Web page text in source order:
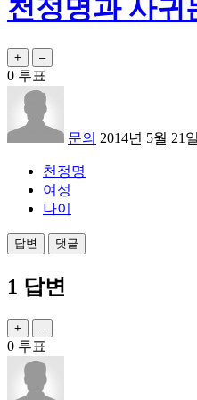
천정명과 사귀
0 투표
문의 2014년 5월 21일
천정명
여성
나이
1 답변
0 투표